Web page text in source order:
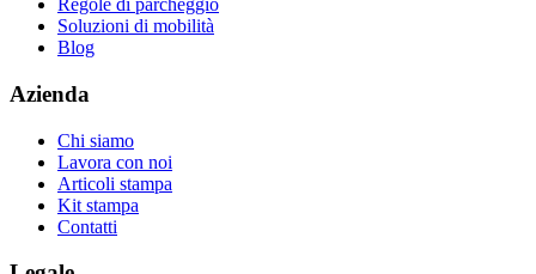
Regole di parcheggio
Soluzioni di mobilità
Blog
Azienda
Chi siamo
Lavora con noi
Articoli stampa
Kit stampa
Contatti